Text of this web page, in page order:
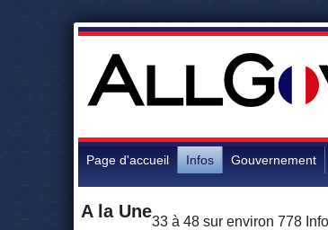
Page d'accueil Infos Gouvernement
A la Une
33 à 48 sur environ 778